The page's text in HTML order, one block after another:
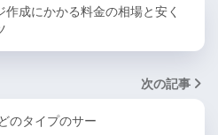
作成にかかる料金の相場と安く
次の記事
のタイプのサー